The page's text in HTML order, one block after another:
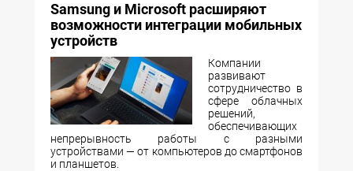
Samsung и Microsoft расширяют
возможности интеграции мобильных
устройств
Компании
развивают
сотрудничество в
сфере облачных
решений,
обеспечивающих
непрерывность работы с разными
устройствами — от компьютеров до смартфонов
и планшетов.